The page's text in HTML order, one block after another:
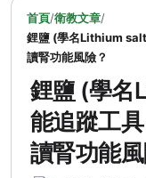
首頁/衛教文章/
鋰鹽 (學名Lithium
讀腎功能風險？
鋰鹽 (學名
能追蹤工
讀腎功能